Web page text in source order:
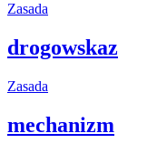
Zasada
drogowskaz
Zasada
mechanizm